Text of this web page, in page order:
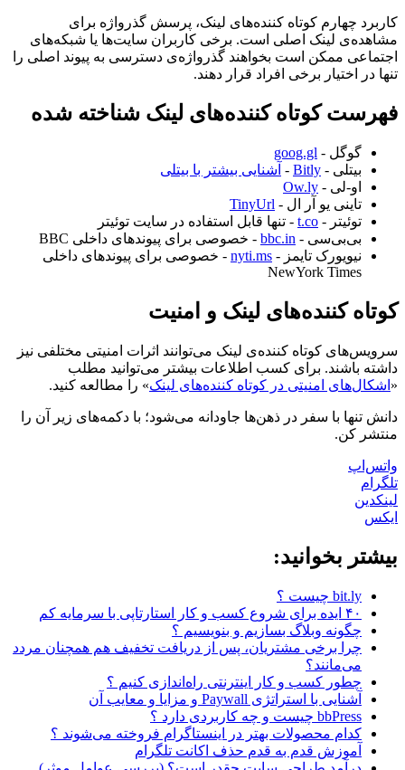
کاربرد چهارم کوتاه کننده‌های لینک، پرسش گذرواژه برای
مشاهده‌ی لینک اصلی است. برخی کاربران سایت‌ها یا شبکه‌های
اجتماعی ممکن است بخواهند گذرواژه‌ی دسترسی به پیوند اصلی را
تنها در اختیار برخی افراد قرار دهند.
فهرست کوتاه کننده‌های لینک شناخته شده
گوگل - goog.gl
بیتلی - Bitly
- آشنایی بیشتر با بیتلی
او-لی - Ow.ly
تاینی یو آر ال - TinyUrl
توئیتر - t.co - تنها قابل استفاده در سایت توئیتر
بی‌بی‌سی - bbc.in - خصوصی برای پیوندهای داخلی BBC
نیویورک تایمز - nyti.ms - خصوصی برای پیوندهای داخلی
NewYork Times
کوتاه کننده‌های لینک و امنیت
سرویس‌های کوتاه کننده‌ی لینک می‌توانند اثرات امنیتی مختلفی نیز
داشته باشند. برای کسب اطلاعات بیشتر می‌توانید مطلب
« اشکال‌های امنیتی در کوتاه کننده‌های لینک» را مطالعه کنید.
دانش تنها با سفر در ذهن‌ها جاودانه می‌شود؛ با دکمه‌های زیر آن را
منتشر کن.
واتس‌اپ
تلگرام
لینکدین
ایکس
بیشتر بخوانید:
bit.ly چیست ؟
۴۰ ایده برای شروع کسب و کار استارتاپی با سرمایه کم
چگونه وبلاگ بسازیم و بنویسیم ؟
چرا برخی مشتریان، پس از دریافت تخفیف هم همچنان مردد
می‌مانند؟
چطور کسب و کار اینترنتی راه‌اندازی کنیم ؟
آشنایی با استراتژی Paywall و مزایا و معایب آن
bbPress چیست و چه کاربردی دارد ؟
کدام محصولات بهتر در اینستاگرام فروخته می‌شوند ؟
آموزش قدم به قدم حذف اکانت تلگرام